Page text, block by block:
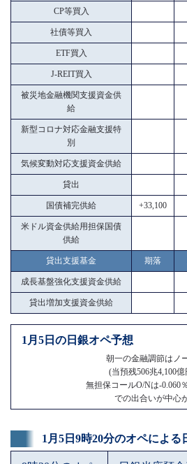
CP等買入
社債等買入
ETF買入
J-REIT買入
被災地金融機関支援資金供
給
新型コロナ対応金融支援特
別
気候変動対応支援資金供給
貸出
国債補完供給 +33,100
米ドル資金供給用担保国債
供給
貸出支援基金 期落
成長基盤強化支援資金供給
貸出増加支援資金供給
1月5日の日銀オペ予想
朝一の金融調節はノ
(当預残506兆4,100
無担保コールO/Nは-0.060
での出合いが中心か
1月5日9時20分のオペによる